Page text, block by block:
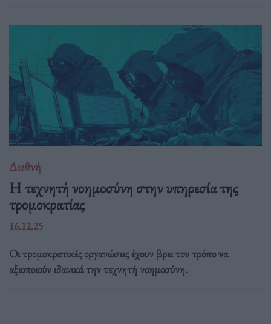
Διεθνή
Η τεχνητή νοημοσύνη στην υπηρεσία της
τρομοκρατίας
16.12.25
Οι τρομοκρατικές οργανώσεις έχουν βρει τον τρόπο να
αξιοποιούν ιδανικά την τεχνητή νοημοσύνη.